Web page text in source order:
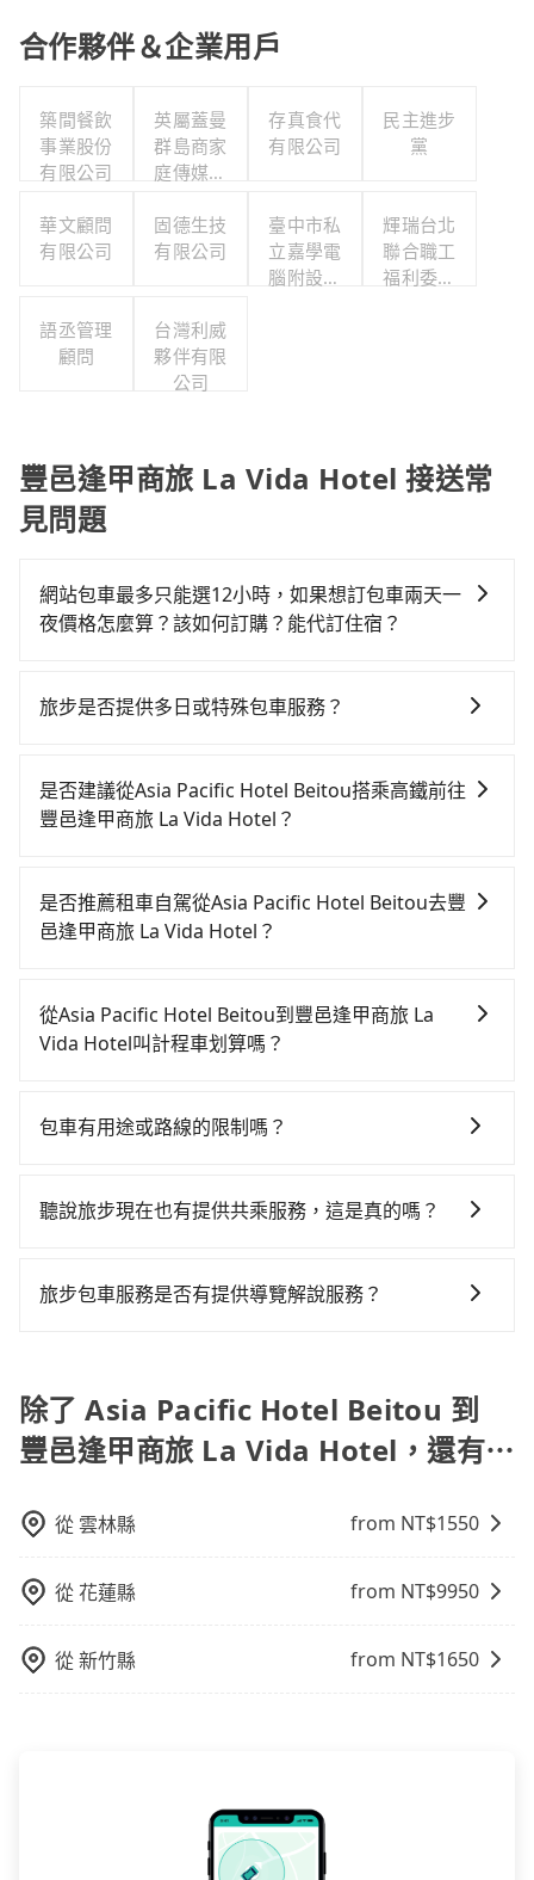
合作夥伴＆企業用戶
築間餐飲
事業股份
有限公司
英屬蓋曼
群島商家
庭傳媒股
司城邦分
公司
存真食代
有限公司
民主進步
黨
華文顧問
有限公司
固德生技
有限公司
臺中市私
立嘉學電
腦附設英
輝瑞台北
聯合職工
福利委員
語丞管理
顧問
台灣利威
夥伴有限
公司
豐邑逢甲商旅 La Vida Hotel 接送常
見問題
網站包車最多只能選12小時，如果想訂包車兩天一
夜價格怎麼算？該如何訂購？能代訂住宿？
需要連續兩天的包車服務，可以在官網上分開預定兩天
旅步是否提供多日或特殊包車服務？
專人回覆您。
是否建議從Asia Pacific Hotel Beitou搭乘高鐵前往
豐邑逢甲商旅 La Vida Hotel？
旅 La Vida Hotel，高鐵乘坐舒適、較貴、費時！從最早
06:26一直到23:00，台北-台中一天最多有102班次高鐵
元、車程約32分鐘。抵達高鐵站後，步行進站、現場購
票並於月台排隊的時間約25分鐘，再乘坐47~66分鐘
車，搭上小黃後約花17分鐘、車費300元後，抵達豐邑
轉乘之平均每人花費為930元。但如果全程使用tripool
外負擔120元車資，而且更會額外浪費24分鐘在轉乘與
是否推薦租車自駕從Asia Pacific Hotel Beitou去豐
邑逢甲商旅 La Vida Hotel？
時不需要閉目養神（因為要自己開車），最重要的是你
當天就要來回，那在台北路邊可隨租隨借的iRent應該是
Pacific Hotel Beitou到豐邑逢甲商旅 La Vida Hotel的
可能的每小時40元路邊停車費用預估進去，但額外的汽
乘坐體驗較差的車款，如果人數超過四位，更是沒有較
開樂透一樣。另外，偶爾也會遇到明明已經預約了時間
但上一位用戶卻遲遲尚未歸還，又或者要還車時卻偏偏
找不到停車位，對於急著用車或者要載其他乘客的人來
便，但實際使用時還是有其區域的限制，實際可停靠的
載行李時，就顯得非常不便。
從Asia Pacific Hotel Beitou到豐邑逢甲商旅 La
Vida Hotel叫計程車划算嗎？
灣大車隊、Uber、Line Taxi、Yoxi等，如果在路邊攔不
交通等叫車看看。依照里程跳錶計算，價格約為
都是你從Asia Pacific Hotel Beitou到豐邑逢甲商旅 La
包車有用途或路線的限制嗎？
La Vida Hotel或是全台灣任何地方，只要是長途交通且
鄉、商務出差、貴賓來訪、寵物檢疫、預約叫車、機場
時可以受理，並於乘車後一週內寄出電子收據。
聽說旅步現在也有提供共乘服務，這是真的嗎？
保證出車的共乘服務，不用再擔心人少不成團問題，還
旅步包車服務是否有提供導覽解說服務？
booking@tripool.app聯繫我們，將有專人協助回覆確
認是否能協助安排。
除了 Asia Pacific Hotel Beitou 到
豐邑逢甲商旅 La Vida Hotel，還有⋯
從雲林縣 from NT$1550
從花蓮縣 from NT$9950
從新竹縣 from NT$1650